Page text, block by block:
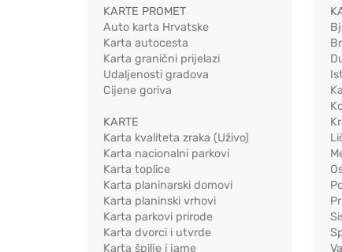
KARTE PROMET
Auto karta Hrvatske
Karta autocesta
Karta granični prijelazi
Udaljenosti gradova
Cijene goriva
KARTE
Karta kvaliteta zraka (Uživo)
Karta nacionalni parkovi
Karta toplice
Karta planinarski domovi
Karta planinski vrhovi
Karta parkovi prirode
Karta dvorci i utvrde
Karta špilje i jame